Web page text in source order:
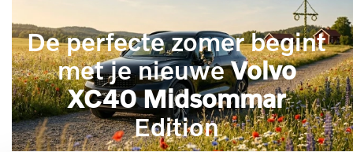
De perfecte zomer begint
met je nieuweVolvo
XC40 Midsommar
Edition